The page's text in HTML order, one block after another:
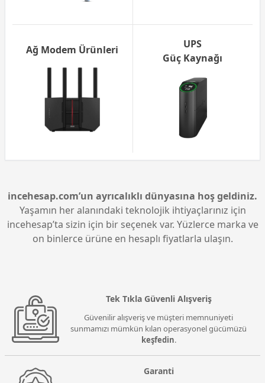
Ağ Modem Ürünleri
UPS
Güç Kaynağı
incehesap.com’un ayrıcalıklı dünyasına hoş geldiniz.
Yaşamın her alanındaki teknolojik ihtiyaçlarınız için
incehesap’ta sizin için bir seçenek var. Yüzlerce marka ve
on binlerce ürüne en hesaplı fiyatlarla ulaşın.
Tek Tıkla Güvenli Alışveriş
Güvenilir alışveriş ve müşteri memnuniyeti
sunmamızı mümkün kılan operasyonel gücümüzü
keşfedin.
Garanti